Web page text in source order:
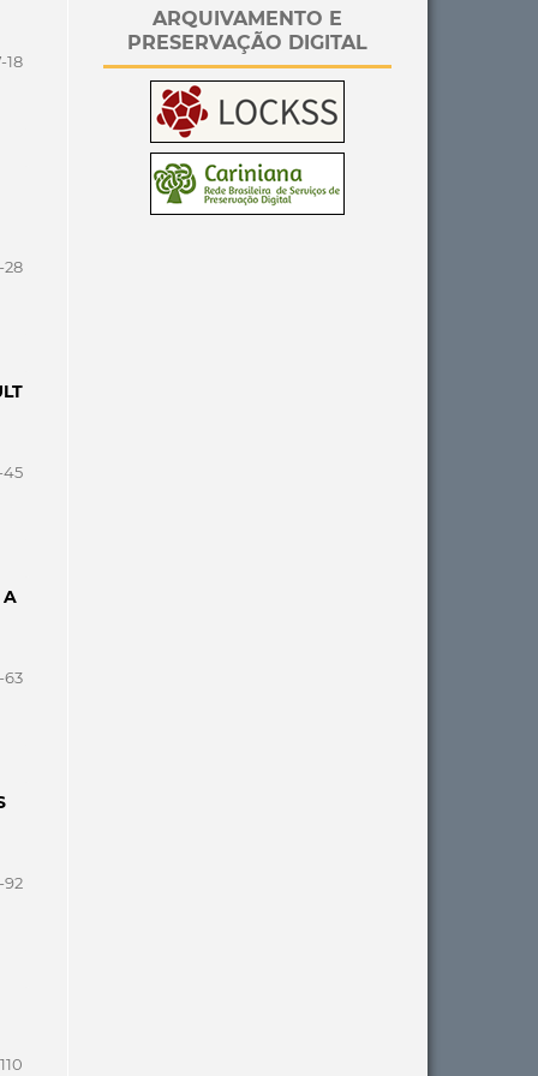
18
28
45
A
63
92
ARQUIVAMENTO E
PRESERVAÇÃO DIGITAL